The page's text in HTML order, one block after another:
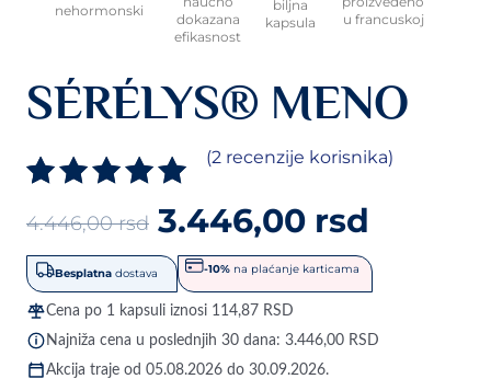
nehormonski
dokazana
efikasnost
biljna
kapsula
u francuskoj
SÉRÉLYS® MENO
Ocenjeno
5.00
od 5 na
osnovu
2
ocene kupca
(2 recenzije korisnika)
4.446,00rsd
originalna
cena
je
bila:
4.446,00 rsd.
3.446,00 rsd
trenutna
cena
je:
3.446,00 rsd.
Besplatna dostava -10% na plaćanje karticama
Cena po 1 kapsuli iznosi 114,87 RSD
Najniža cena u poslednjih 30 dana: 3.446,00 RSD
Akcija traje od 05.08.2026 do 30.09.2026.